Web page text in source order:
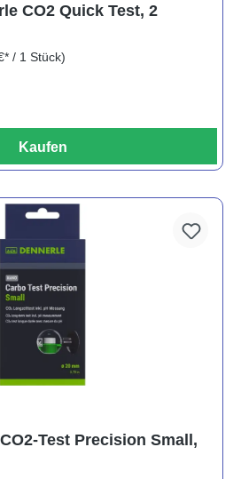
CO2 Quick Test, 2
/ 1 Stück)
Kaufen
Test Precision Small,